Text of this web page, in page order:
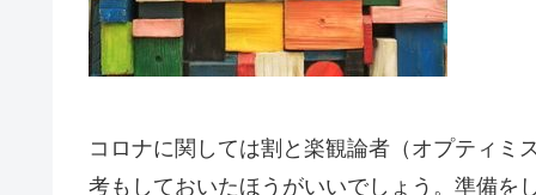
コロナに関しては割と楽観論者（オプティミ
考もしておいたほうがいいでしょう。準備を